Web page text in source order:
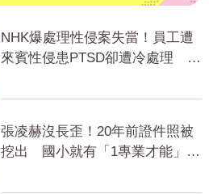
NHK爆處理性侵案失當！員工遭
來賓性侵患PTSD卻遭冷處理 會
張凌赫沒長歪！20年前證件照被
挖出 國小就有「1專業才能」震